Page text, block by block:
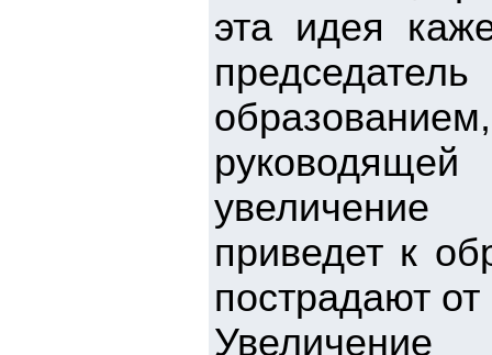
эта идея
увеличение
приведет к
пострадают от